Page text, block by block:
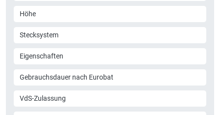
Höhe
Stecksystem
Eigenschaften
Gebrauchsdauer nach Eurobat
VdS-Zulassung